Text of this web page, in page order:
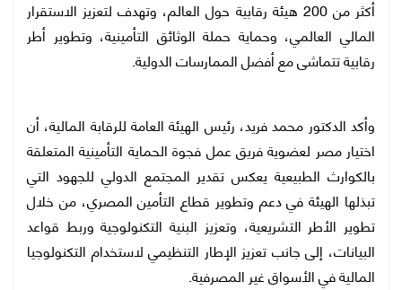
أكثر من 200 هيئة رقابية حول العالم، وتهدف لتعزيز الاستقرار
المالي العالمي، وحماية حملة الوثائق التأمينية، وتطوير أطر
رقابية تتماشى مع أفضل الممارسات الدولية.
وأكد الدكتور محمد فريد، رئيس الهيئة العامة للرقابة المالية، أن
اختيار مصر لعضوية فريق عمل فجوة الحماية التأمينية المتعلقة
بالكوارث الطبيعية يعكس تقدير المجتمع الدولي للجهود التي
تبذلها الهيئة في دعم وتطوير قطاع التأمين المصري، من خلال
تطوير الأطر التشريعية، وتعزيز البنية التكنولوجية وربط قواعد
البيانات، إلى جانب تعزيز الإطار التنظيمي لاستخدام التكنولوجيا
المالية في الأسواق غير المصرفية.